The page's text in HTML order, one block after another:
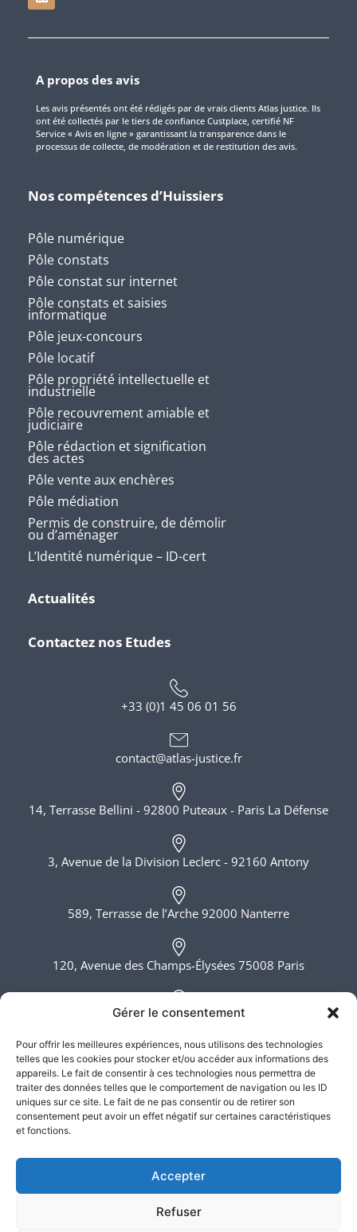
Gérer le consentement
Pour offrir les meilleures expériences, nous utilisons des technologies
telles que les cookies pour stocker et/ou accéder aux informations des
appareils. Le fait de consentir à ces technologies nous permettra de
traiter des données telles que le comportement de navigation ou les ID
uniques sur ce site. Le fait de ne pas consentir ou de retirer son
consentement peut avoir un effet négatif sur certaines caractéristiques
et fonctions.
Accepter
Refuser
A propos des avis
Les avis présentés ont été rédigés par de vrais clients Atlas justice. Ils
ont été collectés par le tiers de confiance Custplace, certifié NF
Service « Avis en ligne » garantissant la transparence dans le
processus de collecte, de modération et de restitution des avis.
Nos compétences d’Huissiers
Pôle numérique
Pôle constats
Pôle constat sur internet
Pôle constats et saisies
informatique
Pôle jeux-concours
Pôle locatif
Pôle propriété intellectuelle et
industrielle
Pôle recouvrement amiable et
judiciaire
Pôle rédaction et signification
des actes
Pôle vente aux enchères
Pôle médiation
Permis de construire, de démolir
ou d’aménager
L’Identité numérique – ID-cert
Actualités
Contactez nos Etudes
+33 (0)1 45 06 01 56
contact@atlas-justice.fr
14, Terrasse Bellini - 92800 Puteaux - Paris La Défense
3, Avenue de la Division Leclerc - 92160 Antony
589, Terrasse de l’Arche 92000 Nanterre
120, Avenue des Champs-Élysées 75008 Paris
6, rue du Bois Sauvage 91000 Evry
Lundi - Vendredi, 8h - 20h
Atlas Justice – SELARL ATLAS JUSTICE ©2026. Tous droits